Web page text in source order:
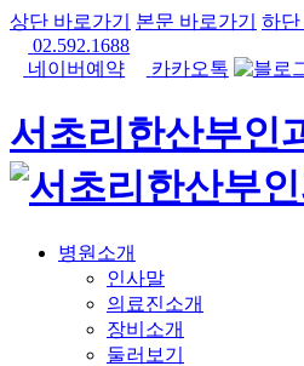
상단 바로가기 본문 바로가기
하단
02.592.1688
네이버예약
카카오톡
서초리한산부인
병원소개
인사말
의료진소개
장비소개
둘러보기